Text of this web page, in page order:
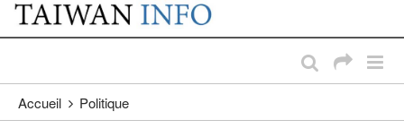
Passer au contenu principal
:::
Accueil Politique